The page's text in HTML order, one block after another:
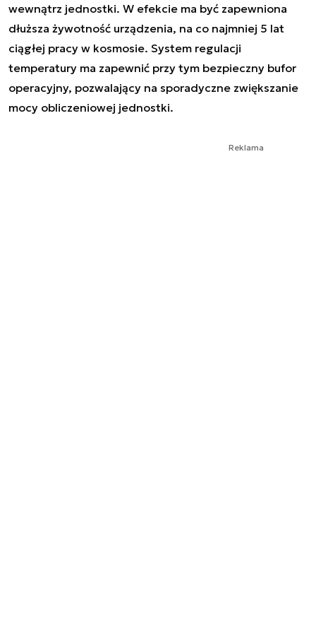
wewnątrz jednostki. W efekcie ma być zapewniona
dłuższa żywotność urządzenia, na co najmniej 5 lat
ciągłej pracy w kosmosie. System regulacji
temperatury ma zapewnić przy tym bezpieczny bufor
operacyjny, pozwalający na sporadyczne zwiększanie
mocy obliczeniowej jednostki.
Reklama